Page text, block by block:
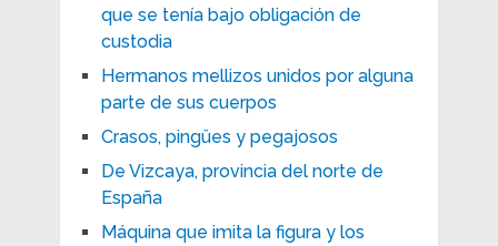
que se tenía bajo obligación de
custodia
Hermanos mellizos unidos por alguna
parte de sus cuerpos
Crasos, pingües y pegajosos
De Vizcaya, provincia del norte de
España
Máquina que imita la figura y los